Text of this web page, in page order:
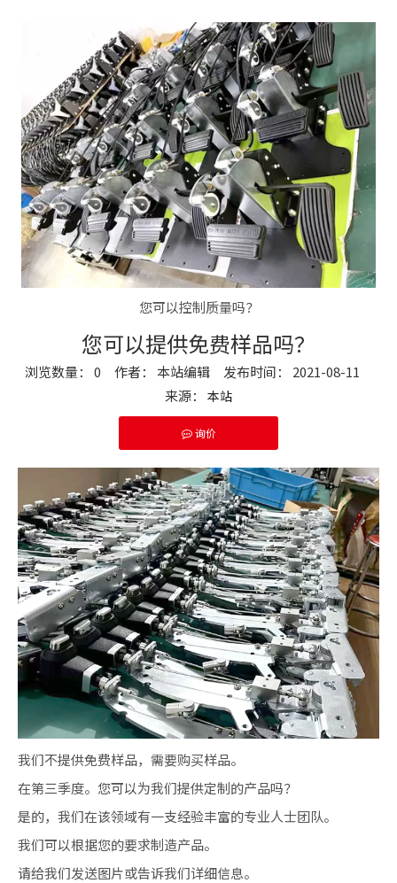
您可以控制质量吗？
您可以提供免费样品吗？
浏览数量： 0 作者： 本站编辑 发布时间： 2021-08-11
来源： 本站
询价
我们不提供免费样品，需要购买样品。
在第三季度。您可以为我们提供定制的产品吗？
是的，我们在该领域有一支经验丰富的专业人士团队。
我们可以根据您的要求制造产品。
请给我们发送图片或告诉我们详细信息。